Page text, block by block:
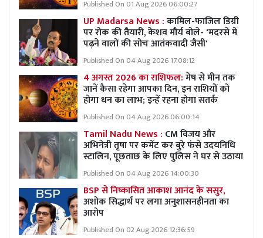
Published On 01 Aug 2026 06:00:27
UP Madarsa News :कामिल-फाजिल डिग्री
पर रोक की तैयारी, केशव मौर्य बोले- 'मदरसे में
पढ़ने वालों की सोच आतंकवादी जैसी'
Published On 04 Aug 2026 17:08:12
4 अगस्त 2026 का राशिफल:मेष से मीन तक
जानें कैसा रहेगा आपका दिन, इन राशियों को
होगा धन का लाभ; इन्हें रहना होगा सतर्क
Published On 04 Aug 2026 06:00:14
Tamil Nadu News : CM विजय और
अभिनेत्री तृषा पर कमेंट कर बुरे फंसे उदयनिधि
स्टालिन, पूछताछ के लिए पुलिस ने घर से उठाया
Published On 04 Aug 2026 14:00:30
BSP से निष्कासित आकाश आनंद के ससुर,
अशोक सिद्धार्थ पर लगा अनुशासनहीनता का
आरोप
Published On 02 Aug 2026 12:36:59